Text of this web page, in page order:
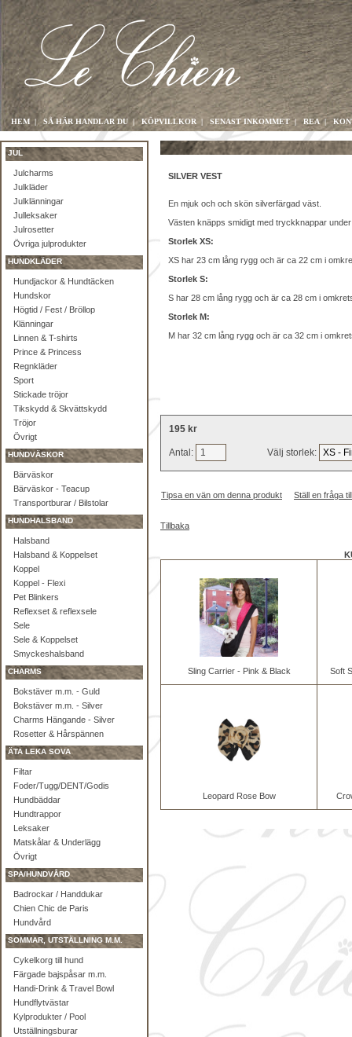
HEM | SÅ HÄR HANDLAR DU |KÖPVILLKOR | SENAST INKOMMET|REA|
JUL
Julcharms
Julkläder
Julklänningar
Julleksaker
Julrosetter
Övriga julprodukter
HUNDKLÄDER
Hundjackor & Hundtäcken
Hundskor
Högtid / Fest / Bröllop
Klänningar
Linnen & T-shirts
Prince & Princess
Regnkläder
Sport
Stickade tröjor
Tikskydd & Skvättskydd
Tröjor
Övrigt
HUNDVÄSKOR
Bärväskor
Bärväskor - Teacup
Transportburar / Bilstolar
HUNDHALSBAND
Halsband
Halsband & Koppelset
Koppel
Koppel - Flexi
Pet Blinkers
Reflexset & reflexsele
Sele
Sele & Koppelset
Smyckeshalsband
CHARMS
Bokstäver m.m. - Guld
Bokstäver m.m. - Silver
Charms Hängande - Silver
Rosetter & Hårspännen
ÄTA LEKA SOVA
Filtar
Foder/Tugg/DENT/Godis
Hundbäddar
Hundtrappor
Leksaker
Matskålar & Underlägg
Övrigt
SPA/HUNDVÅRD
Badrockar / Handdukar
Chien Chic de Paris
Hundvård
SOMMAR, UTSTÄLLNING M.M.
Cykelkorg till hund
Färgade bajspåsar m.m.
Handi-Drink & Travel Bowl
Hundflytvästar
Kylprodukter / Pool
Utställningsburar
SILVER VEST
En mjuk och och skön silverfärgad väst.
Västen knäpps smidigt med tryckknappar
Storlek XS:
XS har 23 cm lång rygg och är ca 22 cm i
Storlek S:
S har 28 cm lång rygg och är ca 28 cm i
Storlek M:
M har 32 cm lång rygg och är ca 32 cm i
195 kr
Antal: Välj storlek:
Tipsa en vän om denna produkt Ställ en fråga
Tillbaka
Sling Carrier - Pink & Black Soft
Leopard Rose Bow